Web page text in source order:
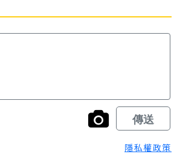
隱私權政策